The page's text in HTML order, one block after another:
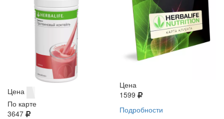
Цена
По карте
3647
Цена
1599
Подробности